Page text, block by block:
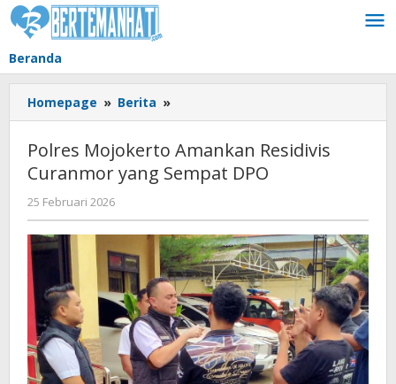
Lewati
ke
Beranda
Homepage » Berita »
Mojokerto
Residivis
Curanmor
DPO
Polres Mojokerto Amankan Residivis
Curanmor yang Sempat DPO
25 Februari 2026
BangAdmin